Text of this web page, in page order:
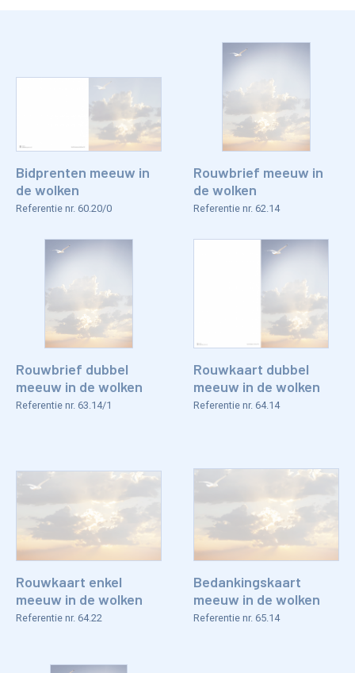
Bidprenten meeuw in
de wolken
Referentie nr. 60.20/0
Rouwbrief meeuw in
de wolken
Referentie nr. 62.14
Rouwbrief dubbel
meeuw in de wolken
Referentie nr. 63.14/1
Rouwkaart dubbel
meeuw in de wolken
Referentie nr. 64.14
Rouwkaart enkel
meeuw in de wolken
Referentie nr. 64.22
Bedankingskaart
meeuw in de wolken
Referentie nr. 65.14